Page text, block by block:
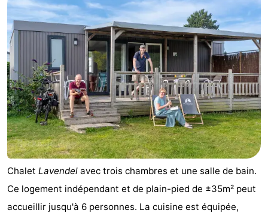
Chalet Lavendel avec trois chambres et une salle de bain.
Ce logement indépendant et de plain-pied de ±35m² peut
accueillir jusqu'à 6 personnes. La cuisine est équipée,